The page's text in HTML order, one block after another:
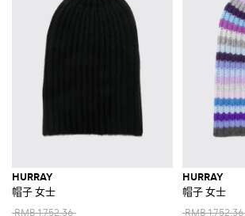
HURRAY
帽子 女士
RMB 1,752.36
HURRAY
帽子 女士
RMB 1,752.36